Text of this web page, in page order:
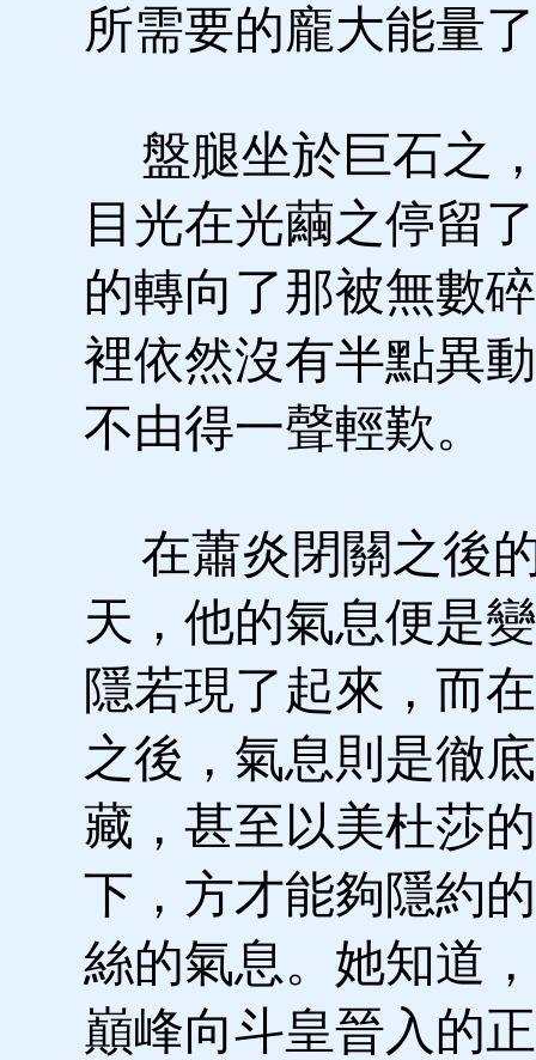
所需要的龐大能量
盤腿坐於巨石之
目光在光繭之停留
的轉向了那被無數
裡依然沒有半點異
不由得一聲輕歎。
在蕭炎閉關之後
天，他的氣息便是
隱若現了起來，而
之後，氣息則是徹
藏，甚至以美杜莎
下，方才能夠隱約
絲的氣息。她知道
巔峰向斗皇晉入的